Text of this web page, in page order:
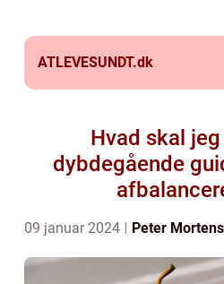
ATLEVESUNDT.dk
Hvad skal
dybdegående
09 januar 2024 Peter